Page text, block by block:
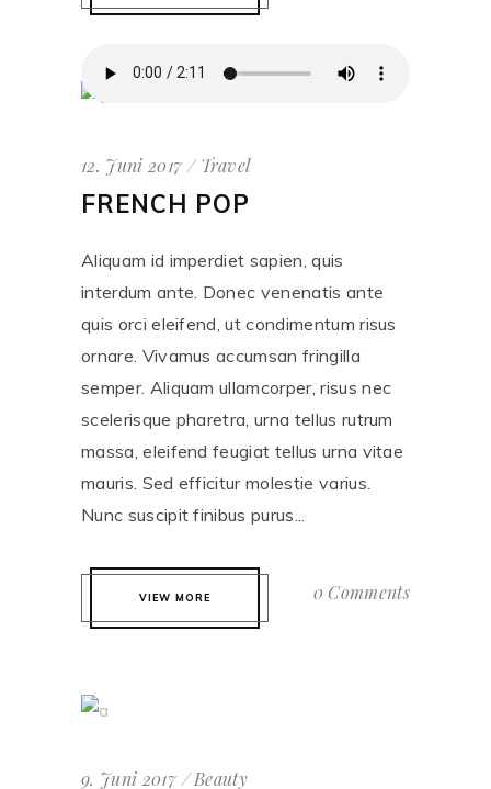
12. Juni 2017 Travel
FRENCH POP
Aliquam id imperdiet sapien, quis
interdum ante. Donec venenatis ante
quis orci eleifend, ut condimentum risus
ornare. Vivamus accumsan fringilla
semper. Aliquam ullamcorper, risus nec
scelerisque pharetra, urna tellus rutrum
massa, eleifend feugiat tellus urna vitae
mauris. Sed efficitur molestie varius.
Nunc suscipit finibus purus...
VIEW MORE 0 Comments
9. Juni 2017 Beauty